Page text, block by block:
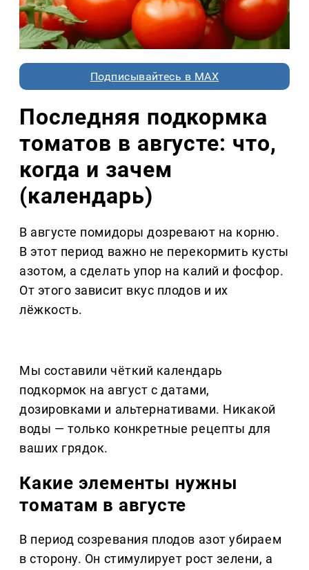
Подписывайтесь в MAX
Последняя подкормка
томатов в августе: что,
когда и зачем
(календарь)
В августе помидоры дозревают на корню.
В этот период важно не перекормить кусты
азотом, а сделать упор на калий и фосфор.
От этого зависит вкус плодов и их
лёжкость.
Мы составили чёткий календарь
подкормок на август с датами,
дозировками и альтернативами. Никакой
воды — только конкретные рецепты для
ваших грядок.
Какие элементы нужны
томатам в августе
В период созревания плодов азот убираем
в сторону. Он стимулирует рост зелени, а